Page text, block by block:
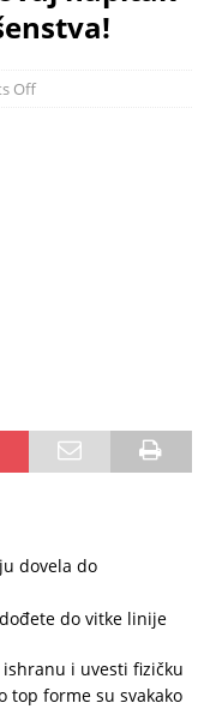
Off
dovela do
do vitke linije
i uvesti fizičku
top forme su svakako